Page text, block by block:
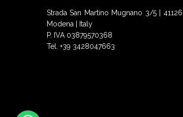
Strada San Martino Mugnano 3/5 | 41126 |
Modena | Italy
P. IVA 03879570368
Tel. +39 3428047663